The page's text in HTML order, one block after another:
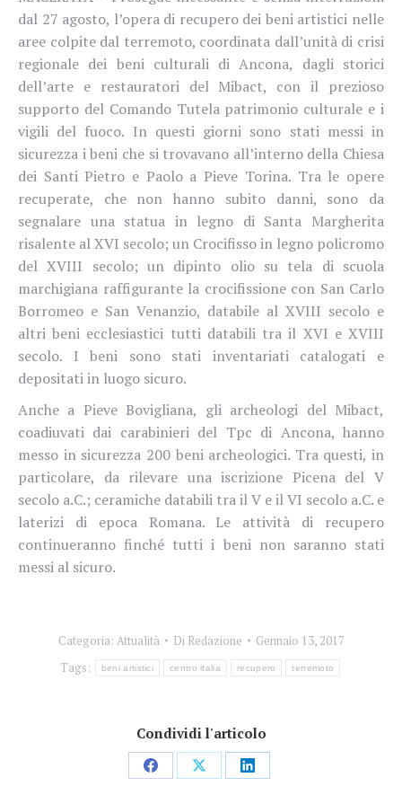
dal 27 agosto, l’opera di recupero dei beni artistici nelle
aree colpite dal terremoto, coordinata dall’unità di crisi
regionale dei beni culturali di Ancona, dagli storici
dell’arte e restauratori del Mibact, con il prezioso
supporto del Comando Tutela patrimonio culturale e i
vigili del fuoco. In questi giorni sono stati messi in
sicurezza i beni che si trovavano all’interno della Chiesa
dei Santi Pietro e Paolo a Pieve Torina. Tra le opere
recuperate, che non hanno subito danni, sono da
segnalare una statua in legno di Santa Margherita
risalente al XVI secolo; un Crocifisso in legno policromo
del XVIII secolo; un dipinto olio su tela di scuola
marchigiana raffigurante la crocifissione con San Carlo
Borromeo e San Venanzio, databile al XVIII secolo e
altri beni ecclesiastici tutti databili tra il XVI e XVIII
secolo. I beni sono stati inventariati catalogati e
depositati in luogo sicuro.
Anche a Pieve Bovigliana, gli archeologi del Mibact,
coadiuvati dai carabinieri del Tpc di Ancona, hanno
messo in sicurezza 200 beni archeologici. Tra questi, in
particolare, da rilevare una iscrizione Picena del V
secolo a.C.; ceramiche databili tra il V e il VI secolo a.C. e
laterizi di epoca Romana. Le attività di recupero
continueranno finché tutti i beni non saranno stati
messi al sicuro.
Categoria: Attualità Di Redazione
Gennaio 13, 2017
Tags:
beni artistici centro italia recupero terremoto
Condividi l'articolo
CondividiCondividiCondividi